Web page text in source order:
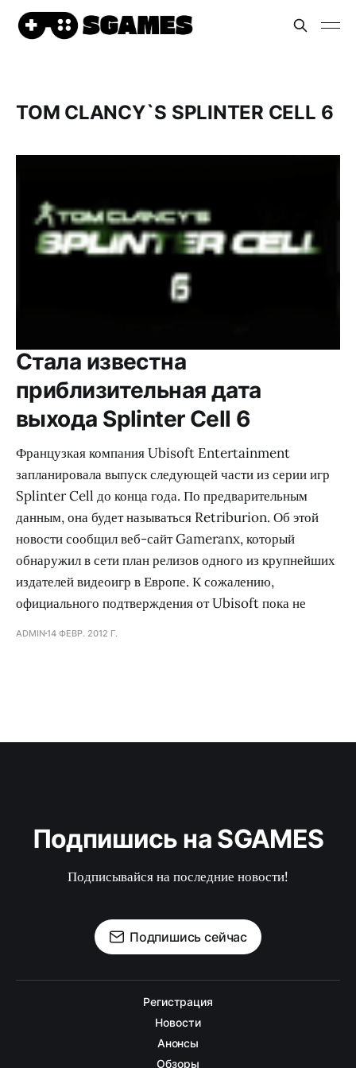
TOM CLANCY`S SPLINTER CELL 6
Стала известна
приблизительная дата
выхода Splinter Cell 6
Французкая компания Ubisoft Entertainment
запланировала выпуск следующей части из серии игр
Splinter Cell до конца года. По предварительным
данным, она будет называться Retriburion. Об этой
новости сообщил веб-сайт Gameranx, который
обнаружил в сети план релизов одного из крупнейших
издателей видеоигр в Европе. К сожалению,
официального подтверждения от Ubisoft пока не
ADMIN14 ФЕВР. 2012 Г.
Подпишись на SGAMES
Подписывайся на последние новости!
Подпишись сейчас
Регистрация
Новости
Анонсы
Обзоры